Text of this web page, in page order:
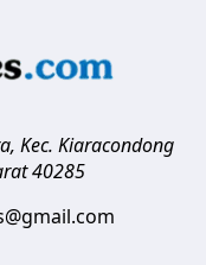
Kec. Kiaracondong
40285